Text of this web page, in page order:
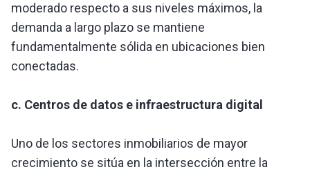
moderado respecto a sus niveles máximos, la
demanda a largo plazo se mantiene
fundamentalmente sólida en ubicaciones bien
conectadas.
c. Centros de datos e infraestructura digital
Uno de los sectores inmobiliarios de mayor
crecimiento se sitúa en la intersección entre la